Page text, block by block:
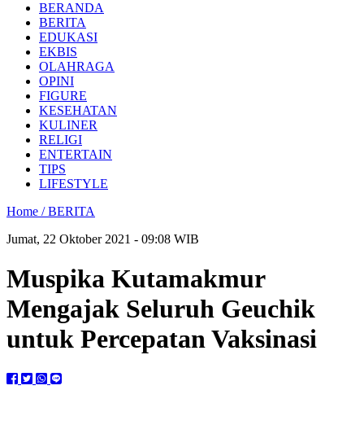
BERANDA
BERITA
EDUKASI
EKBIS
OLAHRAGA
OPINI
FIGURE
KESEHATAN
KULINER
RELIGI
ENTERTAIN
TIPS
LIFESTYLE
Home /BERITA
Jumat, 22 Oktober 2021 - 09:08 WIB
Muspika Kutamakmur
Mengajak Seluruh Geuchik
untuk Percepatan Vaksinasi